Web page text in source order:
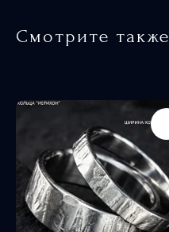
Смотрите также